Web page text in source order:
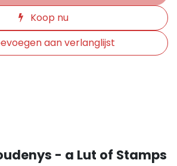
Koop nu
aan verlanglijst
- a Lut of Stamps